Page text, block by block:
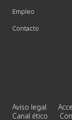
Empleo
Contacto
Aviso legal
Canal ético